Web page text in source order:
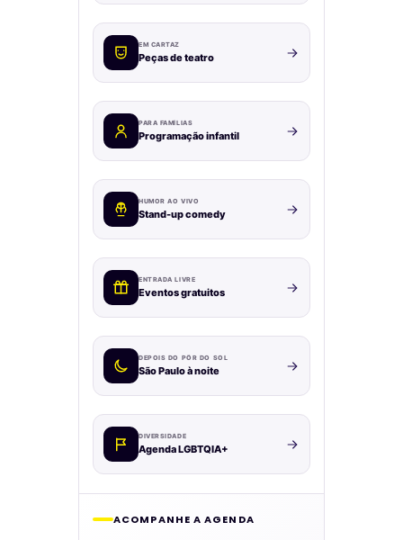
EM CARTAZ
Peças de teatro
PARA FAMÍLIAS
Programação infantil
HUMOR AO VIVO
Stand-up comedy
ENTRADA LIVRE
Eventos gratuitos
DEPOIS DO PÔR DO SOL
São Paulo à noite
DIVERSIDADE
Agenda LGBTQIA+
ACOMPANHE A AGENDA